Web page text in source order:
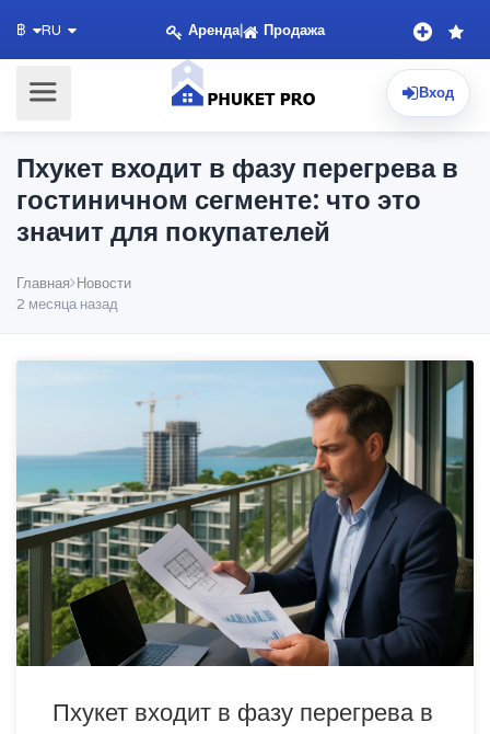
฿ RU Аренда| Продажа
Вход
Пхукет входит в фазу перегрева в
гостиничном сегменте: что это
значит для покупателей
Главная Новости
2 месяца назад
Пхукет входит в фазу перегрева в